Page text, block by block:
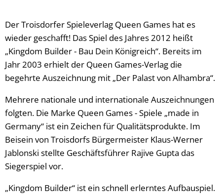
Der Troisdorfer Spieleverlag Queen Games hat es
wieder geschafft! Das Spiel des Jahres 2012 heißt
„Kingdom Builder - Bau Dein Königreich“. Bereits im
Jahr 2003 erhielt der Queen Games-Verlag die
begehrte Auszeichnung mit „Der Palast von Alhambra“.
Mehrere nationale und internationale Auszeichnungen
folgten. Die Marke Queen Games - Spiele „made in
Germany“ ist ein Zeichen für Qualitätsprodukte. Im
Beisein von Troisdorfs Bürgermeister Klaus-Werner
Jablonski stellte Geschäftsführer Rajive Gupta das
Siegerspiel vor.
„Kingdom Builder“ ist ein schnell erlerntes Aufbauspiel.